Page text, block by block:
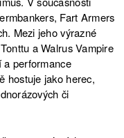
Fart Armers
Mezi jeho výrazné
a Walrus Vampire
a performance
hostuje jako herec,
či